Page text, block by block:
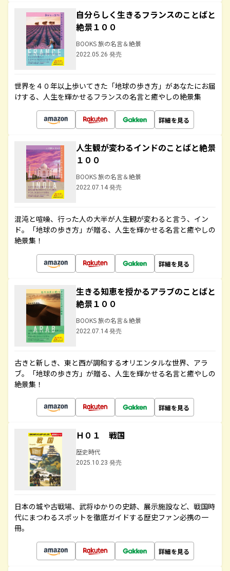
自分らしく生きるフランスのことばと
絶景１００
BOOKS 旅の名言＆絶景
2022.05.26 発売
世界を４０年以上歩いてきた「地球の歩き方」があなたにお届
けする、人生を輝かせるフランスの名言と癒やしの絶景集
詳細を見る
人生観が変わるインドのことばと絶景
１００
BOOKS 旅の名言＆絶景
2022.07.14 発売
混沌と喧噪、行った人の大半が人生観が変わると言う、イン
ド。「地球の歩き方」が贈る、人生を輝かせる名言と癒やしの
絶景集！
詳細を見る
生きる知恵を授かるアラブのことばと
絶景１００
BOOKS 旅の名言＆絶景
2022.07.14 発売
古きと新しき、東と西が調和するオリエンタルな世界、アラ
ブ。「地球の歩き方」が贈る、人生を輝かせる名言と癒やしの
絶景集！
詳細を見る
Ｈ０１ 戦国
歴史時代
2025.10.23 発売
日本の城や古戦場、武将ゆかりの史跡、展示施設など、戦国時
代にまつわるスポットを徹底ガイドする歴史ファン必携の一
冊。
詳細を見る